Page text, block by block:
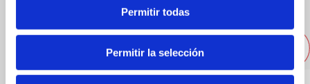
Permitir todas
Permitir la selección
Otros alojamientos cercanos